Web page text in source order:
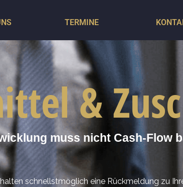
TERMINE
&
muss nicht Cash-Flow
schnellstmöglich eine Rückmeldung zu